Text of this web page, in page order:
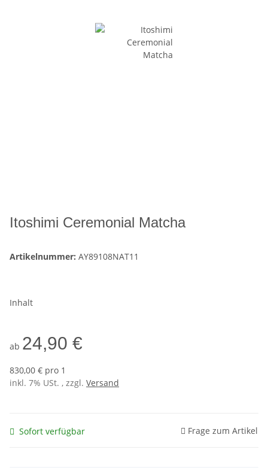
Itoshimi Ceremonial Matcha
Artikelnummer: AY89108NAT11
Inhalt
ab 24,90 €
830,00 € pro 1
inkl. 7% USt. , zzgl. Versand
Sofort verfügbar Frage zum Artikel